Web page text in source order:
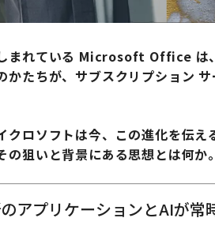
まれている Microsoft Office は
かたちが、サブスクリプション
クロソフトは今、この進化を伝
の狙いと背景にある思想とは何か。
アプリケーションとAIが常